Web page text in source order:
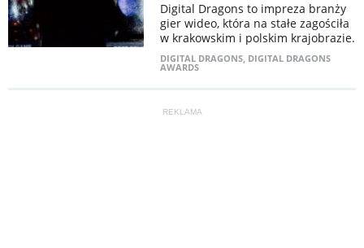
​Digital Dragons to impreza branży
gier wideo, która na stałe zagościła
w krakowskim i polskim krajobrazie.
DIGITAL DRAGONS, DIGITAL DRAGONS
AWARDS
REKLAMA